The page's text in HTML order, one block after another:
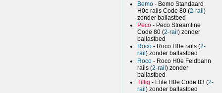
Bemo - Bemo Standaard
H0e rails Code 80 (2-rail)
zonder ballastbed
Peco - Peco Streamline
Code 80 (2-rail) zonder
ballastbed
Roco - Roco H0e rails (2-
rail) zonder ballastbed
Roco - Roco H0e Feldbahn
rails (2-rail) zonder
ballastbed
Tillig - Elite H0e Code 83 (2-
rail) zonder ballastbed